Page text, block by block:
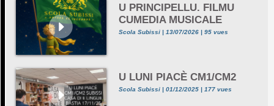
U PRINCIPELLU. FILMU
CUMEDIA MUSICALE
Scola Subissi | 13/07/2026 | 95 vues
U LUNI PIACÈ CM1/CM2
Scola Subissi | 01/12/2025 | 177 vues